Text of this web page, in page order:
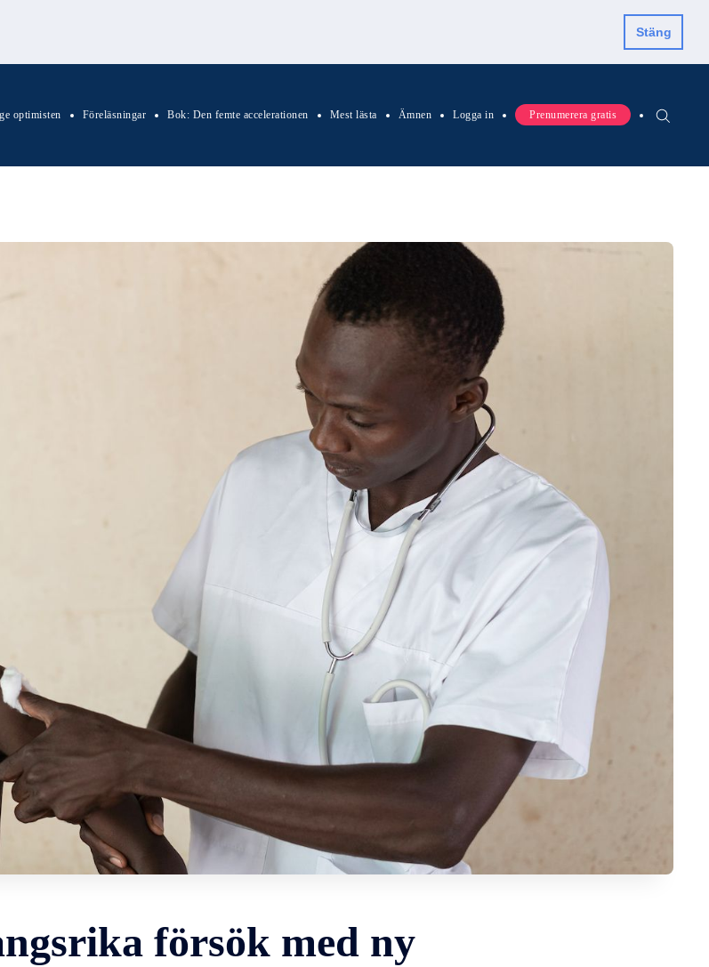
Stäng
optimisten Föreläsningar Bok: Den femte accelerationen Mest lästa Ämnen Logga in Prenumerera gratis
försök med ny